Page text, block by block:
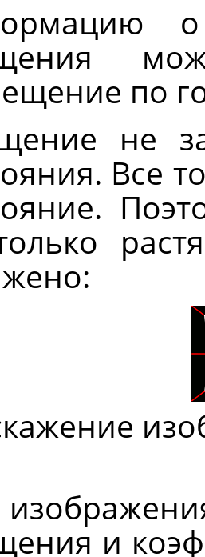
по
не
Все
и